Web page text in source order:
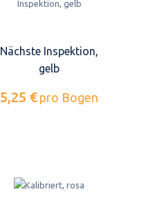
Nächste Inspektion,
gelb
5,25 € pro Bogen